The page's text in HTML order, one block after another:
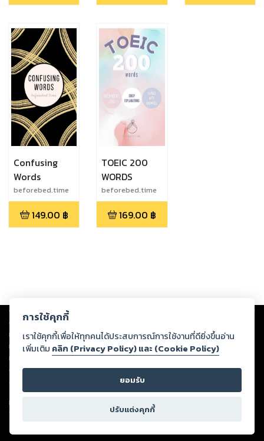
Confusing
Words
beforebed.time
149.00 ฿
TOEIC 200
WORDS
beforebed.time
169.00 ฿
Copyright © 2026
ต่อผลงานหรือเนื้อหาใดที่อัปโหลดผ่านเว็บไซต์และปรากฏว่าละเมิดสิทธิใน
ทรัพย์สินทางปัญญาของบุคคลอื่นหรือขัดต่อกฎหมายและศีลธรรม ดังนั้น ผู้อ่าน
ทุกท่านโปรดใช้วิจารณญาณในการกลั่นกรองด้วยตนเอง และหากท่านพบว่าส่วน
หนึ่งส่วนใดขัดต่อกฎหมายและศีลธรรม กรุณาแจ้งมายังบริษัท เพื่อทีมงานจะได้
ดำเนินการในทันที ทั้งนี้ ทางสตอรี่ล็อกขอสงวนลิขสิทธิ์ตามพระราชบัญญัติ
ลิขสิทธิ์ พ.ศ. 2537 (ฉบับล่าสุด)
For support: member@ookbee.com
Version
การใช้คุกกี้
เราใช้คุกกี้เพื่อให้ทุกคนได้ประสบการณ์การใช้งานที่ดียิ่งขึ้นอ่าน
เพิ่มเติม คลิก (Privacy Policy) และ (Cookie Policy)
ยอมรับ
ปรับแต่งคุกกี้